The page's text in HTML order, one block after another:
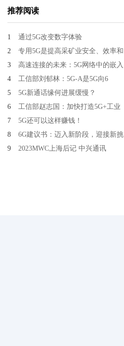
推荐阅读
1
通过5G改变数字体验
2
专用5G是提高采矿业安全、效率和
3
高速连接的未来：5G网络中的嵌入
4
工信部刘郁林：5G-A是5G向6
5
5G新通话缘何进展缓慢？
6
工信部赵志国：加快打造5G+工业
7
5G还可以这样赚钱！
8
6G建议书：迈入新阶段，迎接新挑
9 2023MWC上海后记 中兴通讯